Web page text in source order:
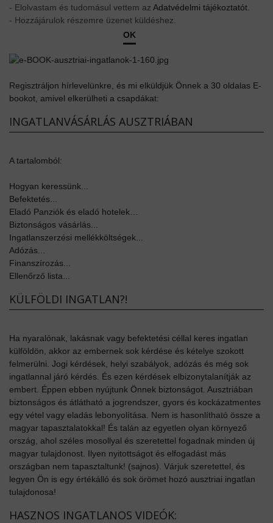
- Elolvastam és tudomásul vettem az Adatvédelmi tájékoztatót
- Hozzájárulok részemre üzenet küldéshez.
OK
Regisztráljon hírlevelünkre, és mi elküldjük Önnek a 30 oldalas E-
bookot, amivel elkerülheti a csapdákat:
INGATLANVÁSÁRLÁS AUSZTRIÁBAN
A tartalomból:
Hogyan keressünk...
Befektetés...
Eladó Panziók és eladó hotelek…
Biztonságos vásárlás...
Ingatlanszerzési mellékköltségek...
Adózás...
Finanszírozás...
Ellenőrző lista...
KÜLFÖLDI INGATLAN?!
Ha nyaralónak, lakásnak vagy befektetési céllal keres ingatlan
külföldön, akkor az embernek sok kérdése és kételye szokott
felmerülni. Jogi kérdések, helyi szabályok, adózás és még sok
ingatlannal járó kérdés. És ezen kérdések elbizonytalanítják az
embert. Éppen ebben nyújtunk Önnek biztonságot. Ausztriában
biztonságos és átlátható a jogrendszer, gyors és kockázatmentes
egy vétel vagy eladás lebonyolítása. Nem is hasonlítható össze a
magyar tapasztalatokkal! És talán az egyetlen olyan környező
ország, ahol széles mosollyal és szeretettel fogadnak minden új
magyar tulajdonost. Ilyen nyitottságot és elfogadást más
országban nem tapasztaltunk! (sajnos). Várjuk szeretettel, és
legyen Ön is egy értékálló és sok örömet hozó ausztriai ingatlan
tulajdonosa!
HASZNOS INGATLANOS VIDEÓK: